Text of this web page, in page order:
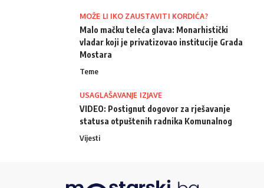
MOŽE LI IKO ZAUSTAVITI KORDIĆA?
Malo mačku teleća glava: Monarhistički
vladar koji je privatizovao institucije Grada
Mostara
Teme
USAGLAŠAVANJE IZJAVE
VIDEO: Postignut dogovor za rješavanje
statusa otpuštenih radnika Komunalnog
Vijesti